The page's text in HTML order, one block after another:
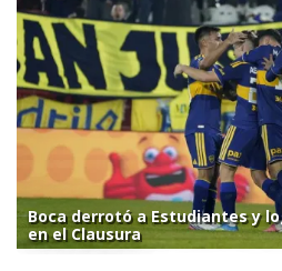
Boca derrotó a Estudiantes y
en el Clausura